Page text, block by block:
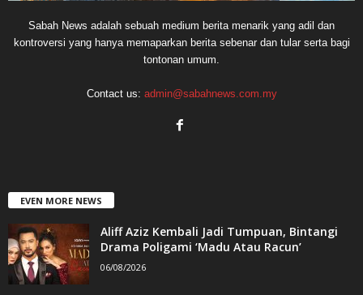
Sabah News adalah sebuah medium berita menarik yang adil dan
kontroversi yang hanya memaparkan berita sebenar dan tular serta bagi
tontonan umum.
Contact us: admin@sabahnews.com.my
EVEN MORE NEWS
Aliff Aziz Kembali Jadi Tumpuan, Bintangi
Drama Poligami ‘Madu Atau Racun’
06/08/2026